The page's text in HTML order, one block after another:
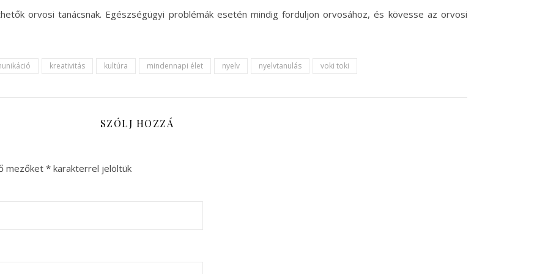
orvosi tanácsnak. Egészségügyi problémák esetén mindig forduljon orvosához, és kövesse az orvosi
kreativitás kultúra mindennapi élet nyelv nyelvtanulás voki toki
SZÓLJ HOZZÁ
mezőket * karakterrel jelöltük